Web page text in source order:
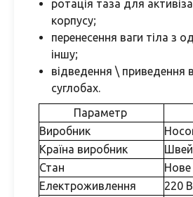
ротація таза для
корпусу;
перенесення ваги тіла з
іншу;
відведення \ приведення
суглобах.
Параметр
Виробник
Країна виробник
Стан
Нове
Електроживлення
220